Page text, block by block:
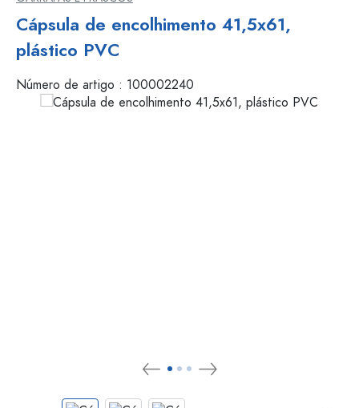
Cápsula de encolhimento 41,5x61,
plástico PVC
Número de artigo : 100002240